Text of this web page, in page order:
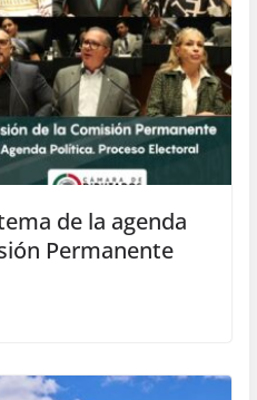
de la agenda
Permanente